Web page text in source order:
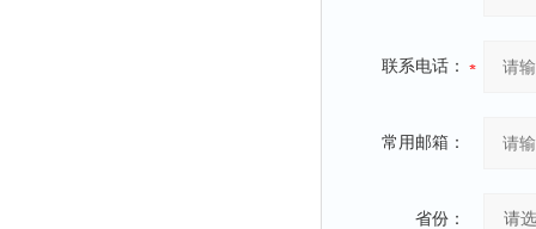
联系电话：
常用邮箱：
省份：